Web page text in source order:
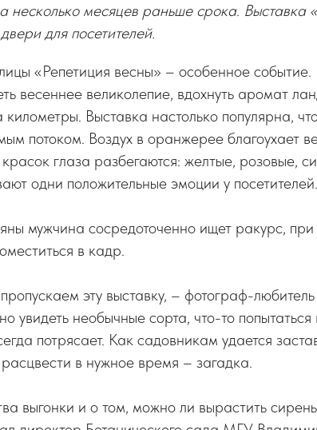
несколько месяцев раньше срока. Выставка
для посетителей.
«Репетиция весны» – особенное
весеннее великолепие, вдохнуть аромат
километры. Выставка настолько популярна,
потоком. Воздух в оранжерее благоухает
глаза разбегаются: желтые, розовые,
одни положительные эмоции у посетителей.
мужчина сосредоточенно ищет ракурс,
в кадр.
эту выставку, – фотограф-
увидеть необычные сорта, что-то
потрясает. Как садовникам удается
в нужное время – загадка.
выгонки и о том, можно ли вырастить